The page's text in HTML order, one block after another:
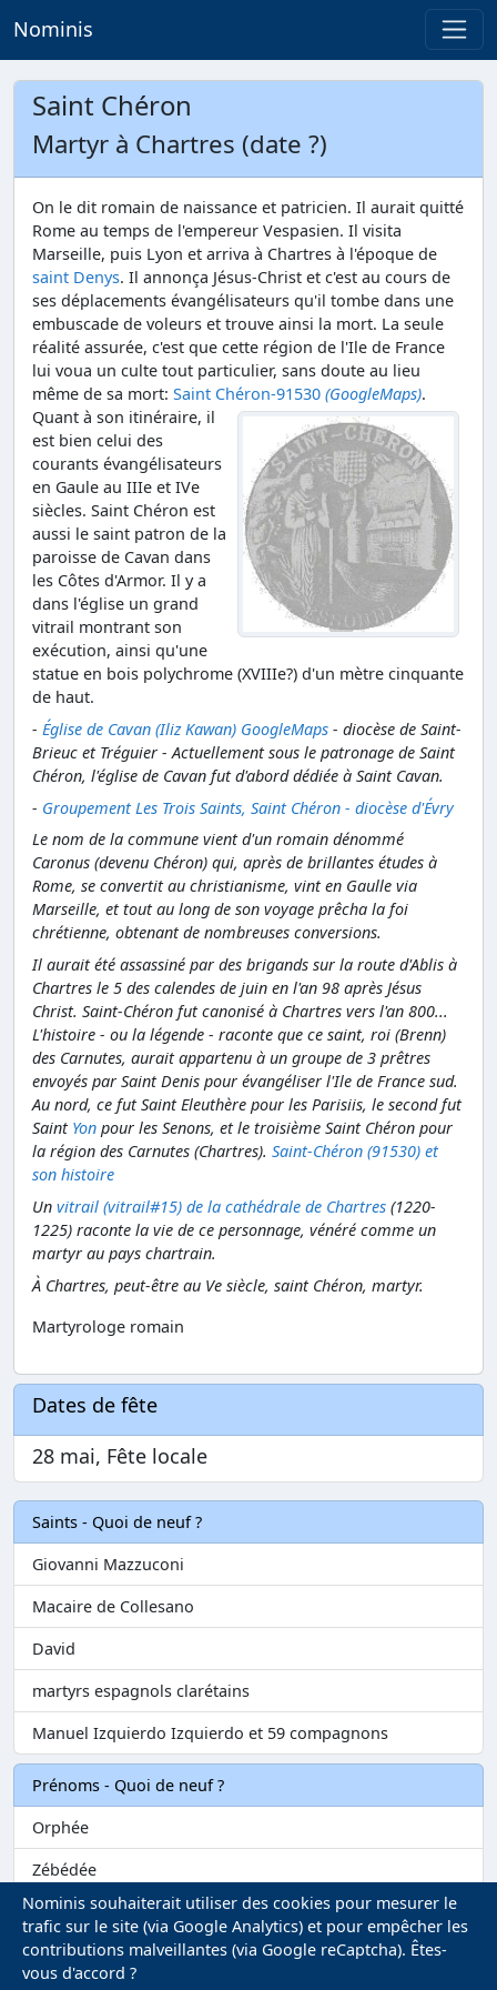
Nominis
Saint Chéron
Martyr à Chartres (date ?)
On le dit romain de naissance et patricien. Il aurait quitté
Rome au temps de l'empereur Vespasien. Il visita
Marseille, puis Lyon et arriva à Chartres à l'époque de
saint Denys. Il annonça Jésus-Christ et c'est au cours de
ses déplacements évangélisateurs qu'il tombe dans une
embuscade de voleurs et trouve ainsi la mort. La seule
réalité assurée, c'est que cette région de l'Ile de France
lui voua un culte tout particulier, sans doute au lieu
même de sa mort: Saint Chéron-91530 (GoogleMaps).
Quant à son itinéraire, il
est bien celui des
courants évangélisateurs
en Gaule au IIIe et IVe
siècles. Saint Chéron est
aussi le saint patron de la
paroisse de Cavan dans
les Côtes d'Armor. Il y a
dans l'église un grand
vitrail montrant son
exécution, ainsi qu'une
statue en bois polychrome (XVIIIe?) d'un mètre cinquante
de haut.
- Église de Cavan (Iliz Kawan) GoogleMaps - diocèse de Saint-
Brieuc et Tréguier - Actuellement sous le patronage de Saint
Chéron, l'église de Cavan fut d'abord dédiée à Saint Cavan.
- Groupement Les Trois Saints, Saint Chéron - diocèse d'Évry
Le nom de la commune vient d'un romain dénommé
Caronus (devenu Chéron) qui, après de brillantes études à
Rome, se convertit au christianisme, vint en Gaulle via
Marseille, et tout au long de son voyage prêcha la foi
chrétienne, obtenant de nombreuses conversions.
Il aurait été assassiné par des brigands sur la route d'Ablis à
Chartres le 5 des calendes de juin en l'an 98 après Jésus
Christ. Saint-Chéron fut canonisé à Chartres vers l'an 800...
L'histoire - ou la légende - raconte que ce saint, roi (Brenn)
des Carnutes, aurait appartenu à un groupe de 3 prêtres
envoyés par Saint Denis pour évangéliser l'Ile de France sud.
Au nord, ce fut Saint Eleuthère pour les Parisiis, le second fut
Saint Yon pour les Senons, et le troisième Saint Chéron pour
la région des Carnutes (Chartres). Saint-Chéron (91530) et
son histoire
Un vitrail (vitrail#15) de la cathédrale de Chartres (1220-
1225) raconte la vie de ce personnage, vénéré comme un
martyr au pays chartrain.
À Chartres, peut-être au Ve siècle, saint Chéron, martyr.
Martyrologe romain
Dates de fête
28 mai, Fête locale
Saints - Quoi de neuf ?
Giovanni Mazzuconi
Macaire de Collesano
David
martyrs espagnols clarétains
Manuel Izquierdo Izquierdo et 59 compagnons
Prénoms - Quoi de neuf ?
Orphée
Zébédée
Melvil
Matilin
Nominis souhaiterait utiliser des cookies pour mesurer le
trafic sur le site (via Google Analytics) et pour empêcher les
contributions malveillantes (via Google reCaptcha). Êtes-
vous d'accord ?